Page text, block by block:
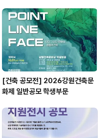
[건축 공모전] 2026강원건축문
화제 일반공모 학생부문